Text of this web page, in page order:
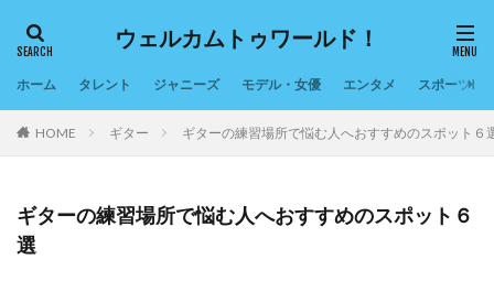
ウェルカムトゥワールド！
ホーム タレント ジャニーズ モデル・女優 エンタメ スポーツ
HOME ギター ギターの練習場所で悩む人へおすすめのスポット６
ギターの練習場所で悩む人へおすすめのスポット６
選